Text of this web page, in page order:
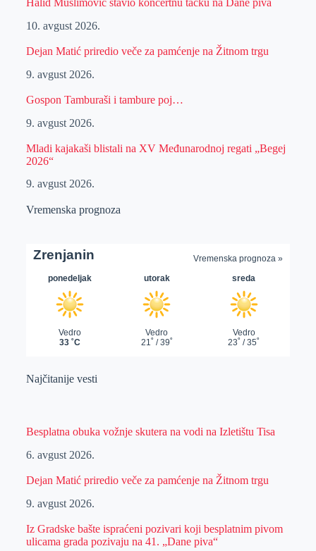
Halid Muslimović stavio koncertnu tačku na Dane piva
10. avgust 2026.
Dejan Matić priredio veče za pamćenje na Žitnom trgu
9. avgust 2026.
Gospon Tamburaši i tambure poj…
9. avgust 2026.
Mladi kajakaši blistali na XV Međunarodnoj regati „Begej
2026“
9. avgust 2026.
Vremenska prognoza
Najčitanije vesti
Besplatna obuka vožnje skutera na vodi na Izletištu Tisa
6. avgust 2026.
Dejan Matić priredio veče za pamćenje na Žitnom trgu
9. avgust 2026.
Iz Gradske bašte ispraćeni pozivari koji besplatnim pivom
ulicama grada pozivaju na 41. „Dane piva“